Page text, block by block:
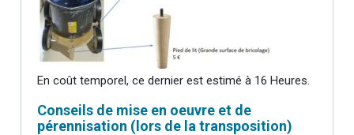
En coût temporel, ce dernier est estimé à 16 Heures.
Conseils de mise en oeuvre et de
pérennisation (lors de la transposition)